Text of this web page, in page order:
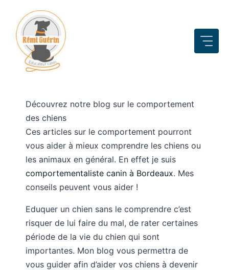
contenu
Découvrez notre blog sur le comportement
des chiens
Ces articles sur le comportement pourront
vous aider à mieux comprendre les chiens ou
les animaux en général. En effet je suis
comportementaliste canin à Bordeaux. Mes
conseils peuvent vous aider !
Eduquer un chien sans le comprendre c’est
risquer de lui faire du mal, de rater certaines
période de la vie du chien qui sont
importantes. Mon blog vous permettra de
vous guider afin d’aider vos chiens à devenir